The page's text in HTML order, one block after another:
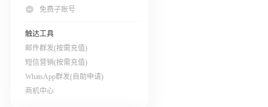
免费子账号
触达工具
邮件群发(按需充值)
短信营销(按需充值)
WhatsApp群发(自助申请)
商机中心